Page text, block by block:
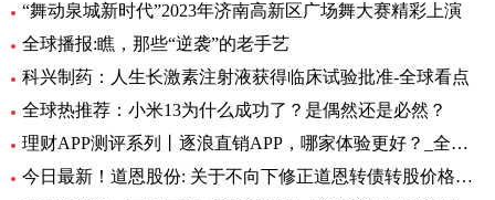
“舞动泉城新时代”2023年济南高新区广场舞大赛精彩上演
全球播报:瞧，那些“逆袭”的老手艺
科兴制药：人生长激素注射液获得临床试验批准-全球看点
全球热推荐：小米13为什么成功了？是偶然还是必然？
理财APP测评系列丨逐浪直销APP，哪家体验更好？_全球今亮点
今日最新！道恩股份: 关于不向下修正道恩转债转股价格的公告